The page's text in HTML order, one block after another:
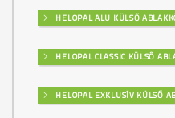
HELOPAL ALU KÜLSŐ
HELOPAL CLASSIC KÜLSŐ
HELOPAL EXKLUSÍV KÜLSŐ